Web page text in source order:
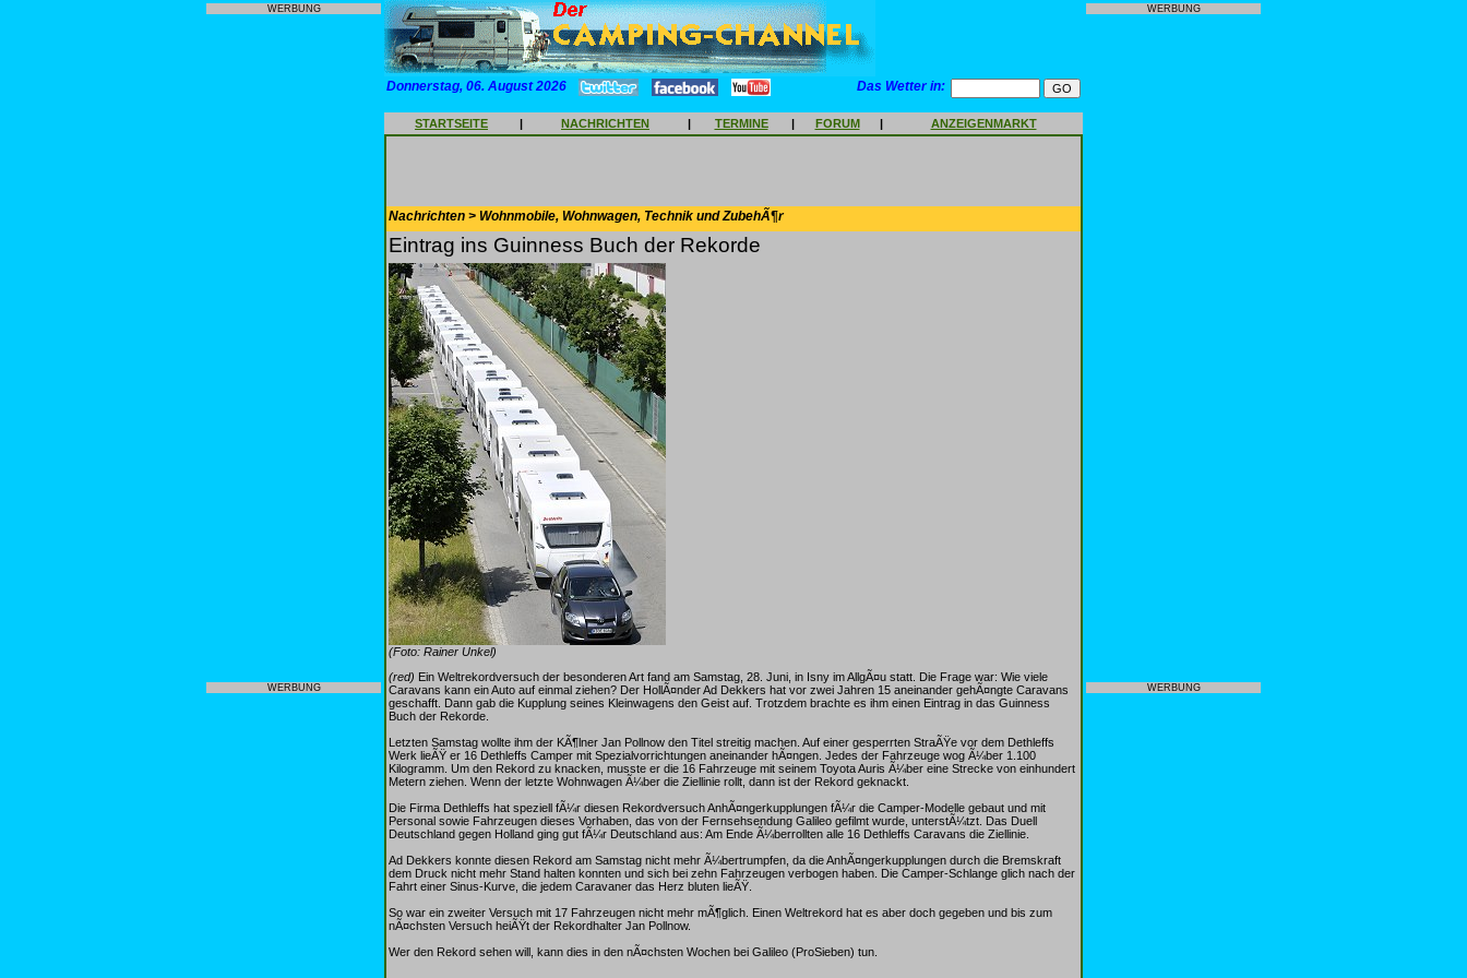
WERBUNG
WERBUNG
Donnerstag, 06. August 2026 Das Wetter in:
STARTSEITE | NACHRICHTEN | TERMINE | FORUM | ANZEIGENMARKT
Nachrichten > Wohnmobile, Wohnwagen, Technik und ZubehÃ¶r
Eintrag ins Guinness Buch der Rekorde
(Foto: Rainer Unkel)
(red) Ein Weltrekordversuch der besonderen Art fand am Samstag, 28. Juni, in Isny im AllgÃ¤u statt. Die Frage war: Wie viele
Caravans kann ein Auto auf einmal ziehen? Der HollÃ¤nder Ad Dekkers hat vor zwei Jahren 15 aneinander gehÃ¤ngte Caravans
geschafft. Dann gab die Kupplung seines Kleinwagens den Geist auf. Trotzdem brachte es ihm einen Eintrag in das Guinness
Buch der Rekorde.
Letzten Samstag wollte ihm der KÃ¶lner Jan Pollnow den Titel streitig machen. Auf einer gesperrten StraÃŸe vor dem Dethleffs
Werk lieÃŸ er 16 Dethleffs Camper mit Spezialvorrichtungen aneinander hÃ¤ngen. Jedes der Fahrzeuge wog Ã¼ber 1.100
Kilogramm. Um den Rekord zu knacken, musste er die 16 Fahrzeuge mit seinem Toyota Auris Ã¼ber eine Strecke von einhundert
Metern ziehen. Wenn der letzte Wohnwagen Ã¼ber die Ziellinie rollt, dann ist der Rekord geknackt.
Die Firma Dethleffs hat speziell fÃ¼r diesen Rekordversuch AnhÃ¤ngerkupplungen fÃ¼r die Camper-Modelle gebaut und mit
Personal sowie Fahrzeugen dieses Vorhaben, das von der Fernsehsendung Galileo gefilmt wurde, unterstÃ¼tzt. Das Duell
Deutschland gegen Holland ging gut fÃ¼r Deutschland aus: Am Ende Ã¼berrollten alle 16 Dethleffs Caravans die Ziellinie.
Ad Dekkers konnte diesen Rekord am Samstag nicht mehr Ã¼bertrumpfen, da die AnhÃ¤ngerkupplungen durch die Bremskraft
dem Druck nicht mehr Stand halten konnten und sich bei zehn Fahrzeugen verbogen haben. Die Camper-Schlange glich nach der
Fahrt einer Sinus-Kurve, die jedem Caravaner das Herz bluten lieÃŸ.
So war ein zweiter Versuch mit 17 Fahrzeugen nicht mehr mÃ¶glich. Einen Weltrekord hat es aber doch gegeben und bis zum
nÃ¤chsten Versuch heiÃŸt der Rekordhalter Jan Pollnow.
Wer den Rekord sehen will, kann dies in den nÃ¤chsten Wochen bei Galileo (ProSieben) tun.
WERBUNG
WERBUNG